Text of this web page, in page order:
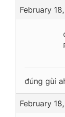
February
đúng gùi
February